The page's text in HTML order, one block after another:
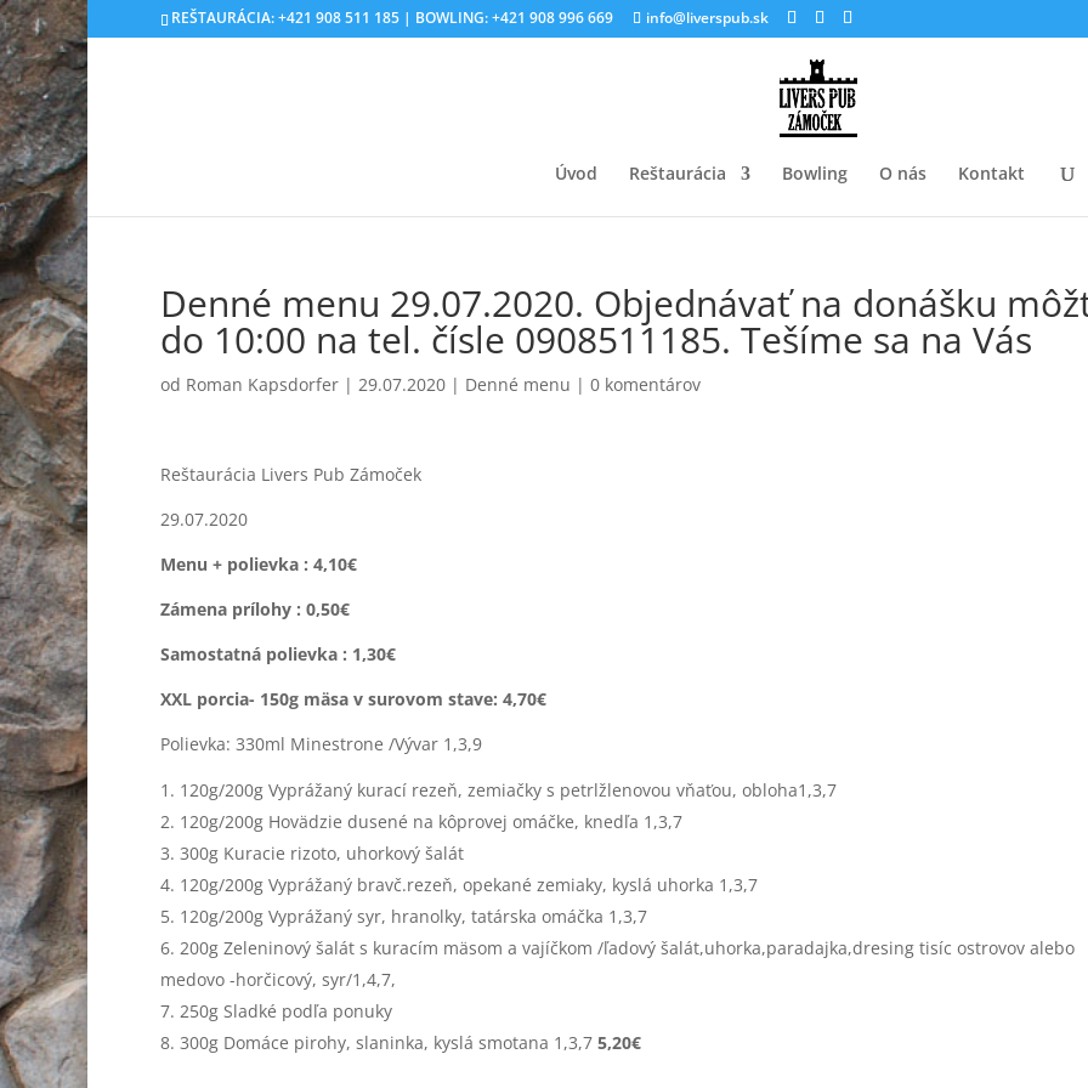
REŠTAURÁCIA: +421 908 511 185 | BOWLING: +421 908 996 669 info@liverspub.sk
Úvod Reštaurácia Bowling O nás Kontakt
Denné menu 29.07.2020. Objednávať na donášku
do 10:00 na tel. čísle 0908511185. Tešíme sa na Vás
od Roman Kapsdorfer | 29.07.2020 | Denné menu | 0 komentárov
Reštaurácia Livers Pub Zámoček
29.07.2020
Menu + polievka : 4,10€
Zámena prílohy : 0,50€
Samostatná polievka : 1,30€
XXL porcia- 150g mäsa v surovom stave: 4,70€
Polievka: 330ml Minestrone /Vývar 1,3,9
120g/200g Vyprážaný kurací rezeň, zemiačky s petrlžlenovou vňaťou, obloha1,3,7
120g/200g Hovädzie dusené na kôprovej omáčke, knedľa 1,3,7
300g Kuracie rizoto, uhorkový šalát
120g/200g Vyprážaný bravč.rezeň, opekané zemiaky, kyslá uhorka 1,3,7
120g/200g Vyprážaný syr, hranolky, tatárska omáčka 1,3,7
200g Zeleninový šalát s kuracím mäsom a vajíčkom /ľadový šalát,uhorka,paradajka,dresing tisíc ostrovov alebo
medovo -horčicový, syr/1,4,7,
250g Sladké podľa ponuky
300g Domáce pirohy, slaninka, kyslá smotana 1,3,7 5,20€